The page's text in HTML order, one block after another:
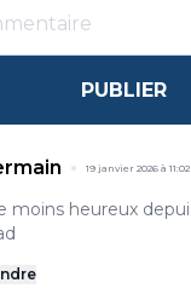
PUBLIER
19 janvier 2026 à 11:02
moins heureux